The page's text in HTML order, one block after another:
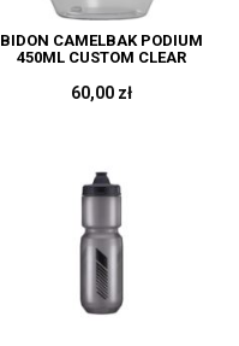
BIDON CAMELBAK PODIUM
450ML CUSTOM CLEAR
60,00 zł